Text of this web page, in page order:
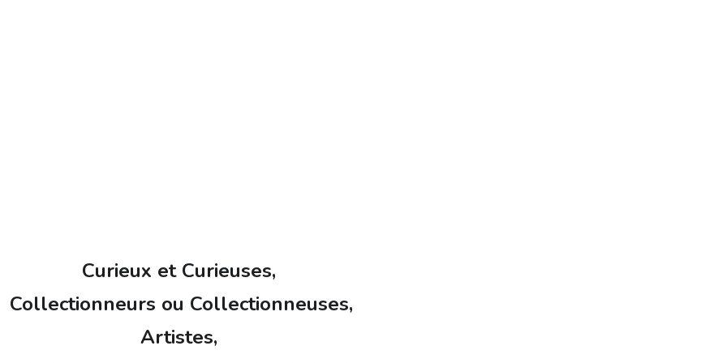
savoir plus sur les services offerts par l'association dites-nous ...